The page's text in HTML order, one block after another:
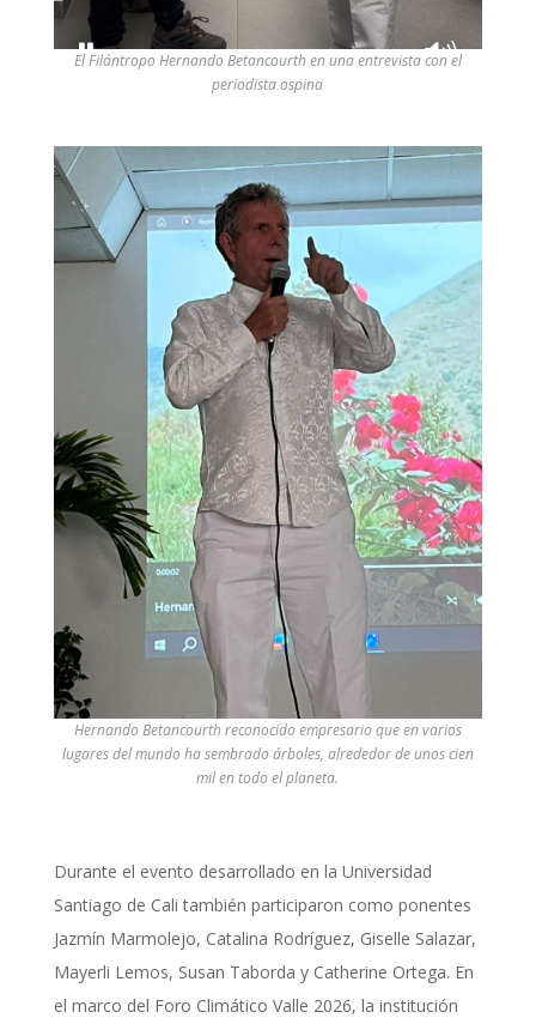
El Filántropo Hernando Betancourth en una entrevista con el
periodista ospina
Hernando Betancourth reconocido empresario que en varios
lugares del mundo ha sembrado árboles, alrededor de unos cien
mil en todo el planeta.
Durante el evento desarrollado en la Universidad
Santiago de Cali también participaron como ponentes
Jazmín Marmolejo, Catalina Rodríguez, Giselle Salazar,
Mayerli Lemos, Susan Taborda y Catherine Ortega. En
el marco del Foro Climático Valle 2026, la institución